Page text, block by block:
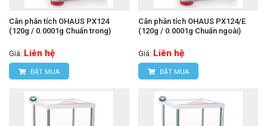
Cân phân tích OHAUS PX124
(120g / 0.0001g Chuấn trong)
Giá: Liên hệ
ĐẶT MUA
Cân phân tích OHAUS PX124/E
(120g / 0.0001g Chuấn ngoài)
Giá: Liên hệ
ĐẶT MUA